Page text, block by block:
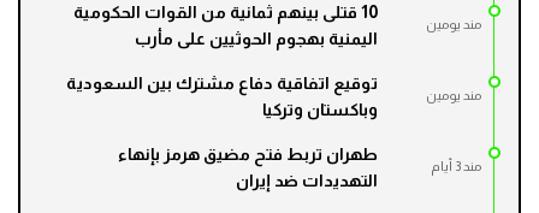
مند يومين
10 قتلى بينهم ثمانية من القوات الحكومية
اليمنية بهجوم الحوثيين على مأرب
مند يومين
توقيع اتفاقية دفاع مشترك بين السعودية
وباكستان وتركيا
مند 3 أيام
طهران تربط فتح مضيق هرمز بإنهاء
التهديدات ضد إيران